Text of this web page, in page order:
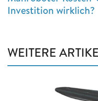
Investition wirklich?
WEITERE